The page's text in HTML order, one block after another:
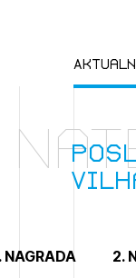
Novice
Natečaji
NAGRADA 2.